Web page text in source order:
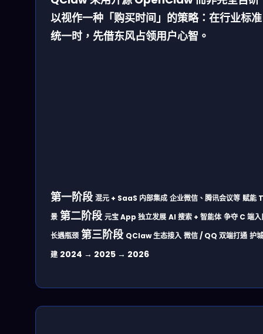
以视作一种「购买时间」的策略：在行业标
统一时，先借东风占领用户心智。
第一阶段 混元 + SaaS 内部集成 企业微信、腾讯会议等 赋能
景 第二阶段 元宝 App 独立发展 AI 搜索 + 智能体 争夺 C 端入
长遇瓶颈 第三阶段 QClaw 生态接入 微信 / QQ 双端打通 护
建 2024 → 2025 → 2026